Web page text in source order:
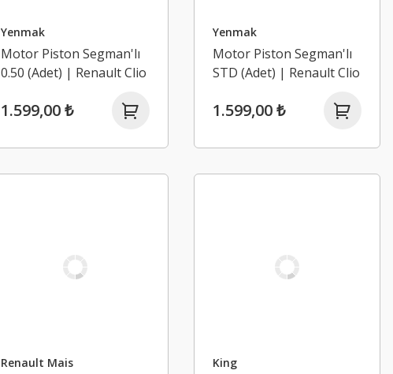
Yenmak
Motor Piston Segman'lı
0.50 (Adet) | Renault Clio
1.599,00 ₺
Yenmak
Motor Piston Segman'lı
STD (Adet) | Renault Clio
1.599,00 ₺
Renault Mais King